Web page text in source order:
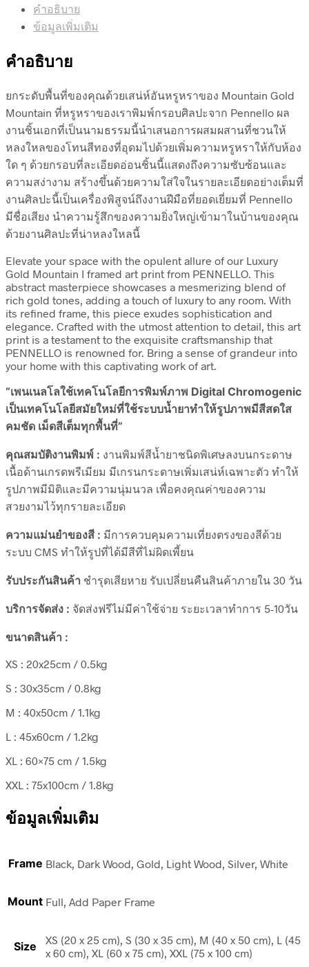
คำอธิบาย
ข้อมูลเพิ่มเติม
คำอธิบาย
ยกระดับพื้นที่ของคุณด้วยเสน่ห์อันหรูหราของ Mountain Gold
Mountain ที่หรูหราของเราพิมพ์กรอบศิลปะจาก Pennello ผล
งานชิ้นเอกที่เป็นนามธรรมนี้นำเสนอการผสมผสานที่ชวนให้
หลงใหลของโทนสีทองที่อุดมไปด้วยเพิ่มความหรูหราให้กับห้อง
ใด ๆ ด้วยกรอบที่ละเอียดอ่อนชิ้นนี้แสดงถึงความซับซ้อนและ
ความสง่างาม สร้างขึ้นด้วยความใส่ใจในรายละเอียดอย่างเต็มที่
งานศิลปะนี้เป็นเครื่องพิสูจน์ถึงงานฝีมือที่ยอดเยี่ยมที่ Pennello
มีชื่อเสียง นำความรู้สึกของความยิ่งใหญ่เข้ามาในบ้านของคุณ
ด้วยงานศิลปะที่น่าหลงใหลนี้
Elevate your space with the opulent allure of our Luxury
Gold Mountain I framed art print from PENNELLO. This
abstract masterpiece showcases a mesmerizing blend of
rich gold tones, adding a touch of luxury to any room. With
its refined frame, this piece exudes sophistication and
elegance. Crafted with the utmost attention to detail, this art
print is a testament to the exquisite craftsmanship that
PENNELLO is renowned for. Bring a sense of grandeur into
your home with this captivating work of art.
“เพนเนลโลใช้เทคโนโลยีการพิมพ์ภาพ Digital Chromogenic
เป็นเทคโนโลยีสมัยใหม่ที่ใช้ระบบน้ำยาทำให้รูปภาพมีสีสดใส
คมชัด เม็ดสีเต็มทุกพื้นที่”
คุณสมบัติงานพิมพ์ : งานพิมพ์สีน้ำยาชนิดพิเศษลงบนกระดาษ
เนื้อด้านเกรดพรีเมียม มีเกรนกระดาษเพิ่มเสน่ห์เฉพาะตัว ทำให้
รูปภาพมีมิติและมีความนุ่มนวล เพื่อคงคุณค่าของความ
สวยงามไว้ทุกรายละเอียด
ความแม่นยำของสี : มีการควบคุมความเที่ยงตรงของสีด้วย
ระบบ CMS ทำให้รูปที่ได้มีสีที่ไม่ผิดเพี้ยน
รับประกันสินค้า ชำรุดเสียหาย รับเปลี่ยนคืนสินค้าภายใน 30 วัน
บริการจัดส่ง : จัดส่งฟรีไม่มีค่าใช้จ่าย ระยะเวลาทำการ 5-10วัน
ขนาดสินค้า :
XS : 20x25cm / 0.5kg
S : 30x35cm / 0.8kg
M : 40x50cm / 1.1kg
L : 45x60cm / 1.2kg
XL : 60×75 cm / 1.5kg
XXL : 75x100cm / 1.8kg
ข้อมูลเพิ่มเติม
Frame Black, Dark Wood, Gold, Light Wood, Silver, White
Mount Full, Add Paper Frame
Size
XS (20 x 25 cm), S (30 x 35 cm), M (40 x 50 cm), L (45
x 60 cm), XL (60 x 75 cm), XXL (75 x 100 cm)